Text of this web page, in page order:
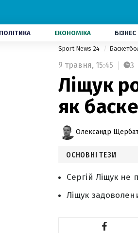
ЕКОНОМІКА БІЗНЕС
Sport News 24
9 травня, 15:45 3
Ліщук
як
Олександр
ОСНОВНІ ТЕЗИ
Сергій Ліщук не
Ліщук